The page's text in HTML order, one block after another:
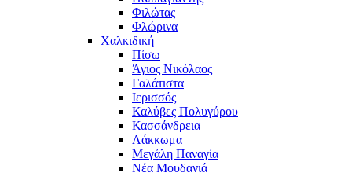
Φιλώτας
Φλώρινα
Χαλκιδική
Πίσω
Άγιος Νικόλαος
Γαλάτιστα
Ιερισσός
Καλύβες Πολυγύρου
Κασσάνδρεια
Λάκκωμα
Μεγάλη Παναγία
Νέα Μουδανιά